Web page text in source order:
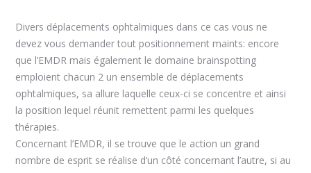
Divers déplacements ophtalmiques dans ce cas vous ne
devez vous demander tout positionnement maints: encore
que l’EMDR mais également le domaine brainspotting
emploient chacun 2 un ensemble de déplacements
ophtalmiques, sa allure laquelle ceux-ci se concentre et ainsi
la position lequel réunit remettent parmi les quelques
thérapies.
Concernant l’EMDR, il se trouve que le action un grand
nombre de esprit se réalise d’un côté concernant l’autre, si au